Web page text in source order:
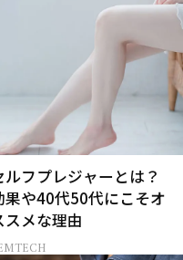
ルフプレジャーとは？
果や40代50代にこそオ
スメな理由